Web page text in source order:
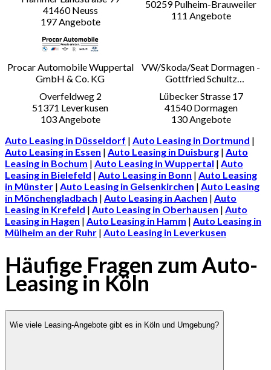
Procar Automobile Wuppertal
GmbH & Co. KG
VW/Skoda/Seat Dormagen -
Gottfried Schultz
Auto Leasing in Düsseldorf | Auto Leasing in Dortmund |
Auto Leasing in Essen | Auto Leasing in Duisburg | Auto
Leasing in Bochum | Auto Leasing in Wuppertal | Auto
Leasing in Bielefeld | Auto Leasing in Bonn | Auto Leasing
in Münster | Auto Leasing in Gelsenkirchen | Auto Leasing
in Mönchengladbach | Auto Leasing in Aachen | Auto
Leasing in Krefeld | Auto Leasing in Oberhausen | Auto
Leasing in Hagen | Auto Leasing in Hamm | Auto Leasing in
Mülheim an der Ruhr | Auto Leasing in Leverkusen
Häufige Fragen zum Auto-
Leasing in Köln
Wie viele Leasing-Angebote gibt es in Köln und Umgebung?